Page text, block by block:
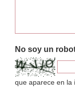
No soy un
que aparece en la